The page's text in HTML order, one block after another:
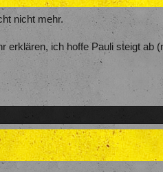
nicht mehr.
erklären, ich hoffe Pauli steigt ab